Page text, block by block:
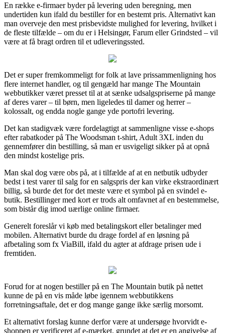
En række e-firmaer byder på levering uden beregning, men
undertiden kun ifald du bestiller for en bestemt pris. Alternativt kan
man overveje den mest prisbevidste mulighed for levering, hvilket i
de fleste tilfælde – om du er i Helsingør, Farum eller Grindsted – vil
være at få bragt ordren til et udleveringssted.
Det er super fremkommeligt for folk at lave prissammenligning hos
flere internet handler, og til gengæld har mange The Mountain
webbutikker været presset til at at sænke udsalgspriserne på mange
af deres varer – til børn, men ligeledes til damer og herrer –
kolossalt, og endda nogle gange yde portofri levering.
Det kan stadigvæk være fordelagtigt at sammenligne visse e-shops
efter rabatkoder på The Woodsman t-shirt, Adult 3XL inden du
gennemfører din bestilling, så man er usvigeligt sikker på at opnå
den mindst kostelige pris.
Man skal dog være obs på, at i tilfælde af at en netbutik udbyder
bedst i test varer til salg for en salgspris der kan virke ekstraordinært
billig, så burde det for det meste være et symbol på en svindel e-
butik. Bestillinger med kort er trods alt omfavnet af en bestemmelse,
som bistår dig imod uærlige online firmaer.
Generelt foreslår vi køb med betalingskort eller betalinger med
mobilen. Alternativt burde du drage fordel af en løsning på
afbetaling som fx ViaBill, ifald du agter at afdrage prisen ude i
fremtiden.
Forud for at nogen bestiller på en The Mountain butik på nettet
kunne de på en vis måde løbe igennem webbutikkens
forretningsaftale, det er dog mange gange ikke særlig morsomt.
Et alternativt forslag kunne derfor være at undersøge hvorvidt e-
shoppen er verificeret af e-mærket, grundet at det er en angivelse af